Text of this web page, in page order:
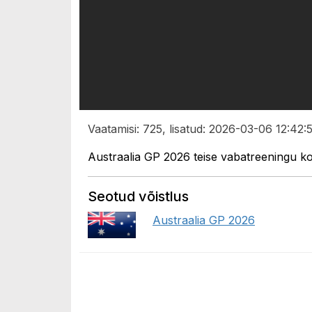
Vaatamisi: 725, lisatud: 2026-03-06
Austraalia GP 2026 teise vabatreeningu
Seotud võistlus
Austraalia GP 2026